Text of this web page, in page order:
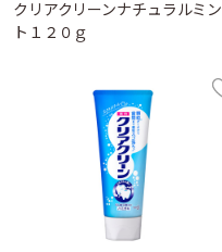
クリアクリーンナチュラルミン
ト１２０ｇ